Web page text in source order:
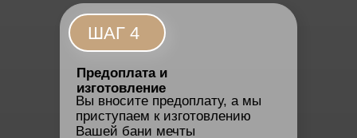
ШАГ 4
Предоплата и
изготовление
Вы вносите предоплату, а мы
приступаем к изготовлению
Вашей бани мечты